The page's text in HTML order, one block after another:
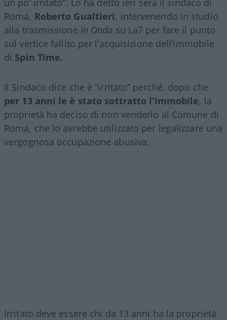
Roma, Roberto Gualtieri, intervenendo in studio
alla trasmissione In Onda su La7 per fare il punto
sul vertice fallito per l’acquisizione dell’immobile
di Spin Time.
Il Sindaco dice che è “irritato” perché, dopo che
per 13 anni le è stato sottratto l’immobile, la
proprietà ha deciso di non venderlo al Comune di
Roma, che lo avrebbe utilizzato per legalizzare una
vergognosa occupazione abusiva.
Irritato deve essere chi da 13 anni ha la proprietà